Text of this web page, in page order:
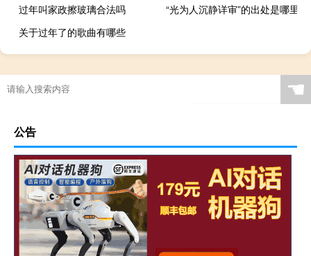
过年叫家政擦玻璃合法吗
“光为人沉静详审”的出处是哪里
关于过年了的歌曲有哪些
☚
公告